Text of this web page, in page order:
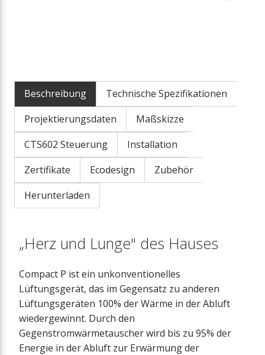
Beschreibung
Technische Spezifikationen
Projektierungsdaten
Maßskizze
CTS602 Steuerung
Installation
Zertifikate
Ecodesign
Zubehör
Herunterladen
„Herz und Lunge" des Hauses
Compact P ist ein unkonventionelles
Lüftungsgerät, das im Gegensatz zu anderen
Lüftungsgeräten 100% der Wärme in der Abluft
wiedergewinnt. Durch den
Gegenstromwärmetauscher wird bis zu 95% der
Energie in der Abluft zur Erwärmung der